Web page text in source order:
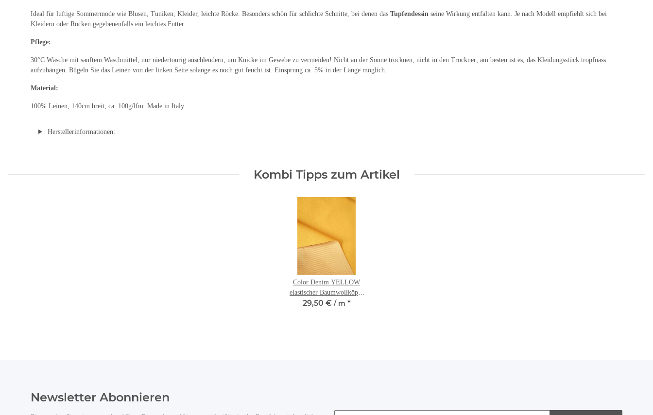
Ideal für luftige Sommermode wie Blusen, Tuniken, Kleider, leichte Röcke. Besonders schön für schlichte Schnitte, bei denen das Tupfendessin seine Wirkung entfalten kann. Je nach Modell empfiehlt sich bei
Kleidern oder Röcken gegebenenfalls ein leichtes Futter.
Pflege:
30°C Wäsche mit sanftem Waschmittel, nur niedertourig anschleudern, um Knicke im Gewebe zu vermeiden! Nicht an der Sonne trocknen, nicht in den Trockner; am besten ist es, das Kleidungsstück tropfnass
aufzuhängen. Bügeln Sie das Leinen von der linken Seite solange es noch gut feucht ist. Einsprung ca. 5% in der Länge möglich.
Material:
100% Leinen, 140cm breit, ca. 100g/lfm. Made in Italy.
Herstellerinformationen:
Kombi Tipps zum Artikel
Color Denim YELLOW
elastischer Baumwollköper
in Sonnengelb
29,50 €/ m *
Newsletter Abonnieren